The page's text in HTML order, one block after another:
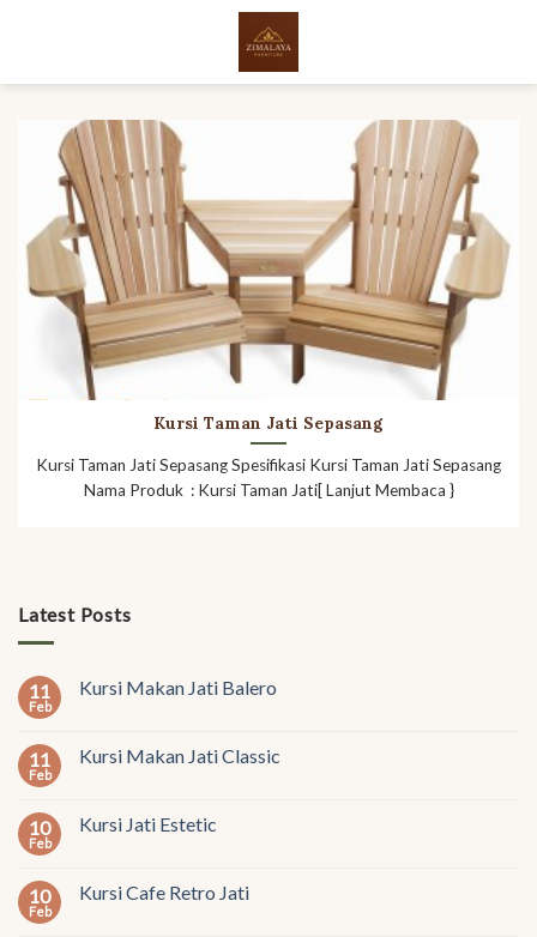
Latest Posts
11
Feb
Kursi Makan Jati Balero
11
Feb
Kursi Makan Jati Classic
10
Feb
Kursi Jati Estetic
10
Feb
Kursi Cafe Retro Jati
Kursi Taman Jati Sepasang
Kursi Taman Jati Sepasang Spesifikasi Kursi Taman Jati Sepasang
Nama Produk : Kursi Taman Jati[ Lanjut Membaca }